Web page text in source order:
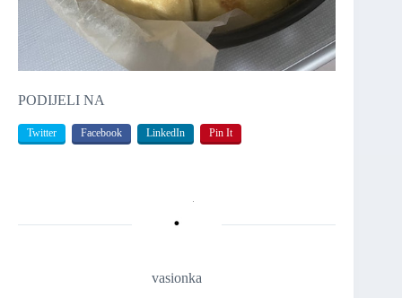
PODIJELI NA
Twitter Facebook LinkedIn Pin It
vasionka